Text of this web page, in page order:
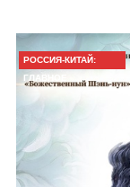
РОССИЯ-КИТАЙ:
ГЛАВНОЕ